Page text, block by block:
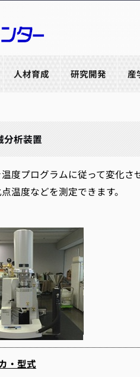
人材育成 研究開発 産
分析装置
度プログラムに従って変化さ
温度などを測定できます。
・型式